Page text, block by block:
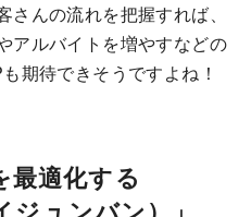
んの流れを把握すれば、
アルバイトを増やすなどの
期待できそうですよね！
最適化する